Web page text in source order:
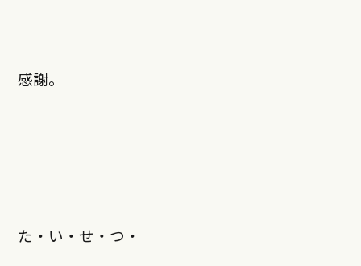
感謝。
た・い・せ・つ・